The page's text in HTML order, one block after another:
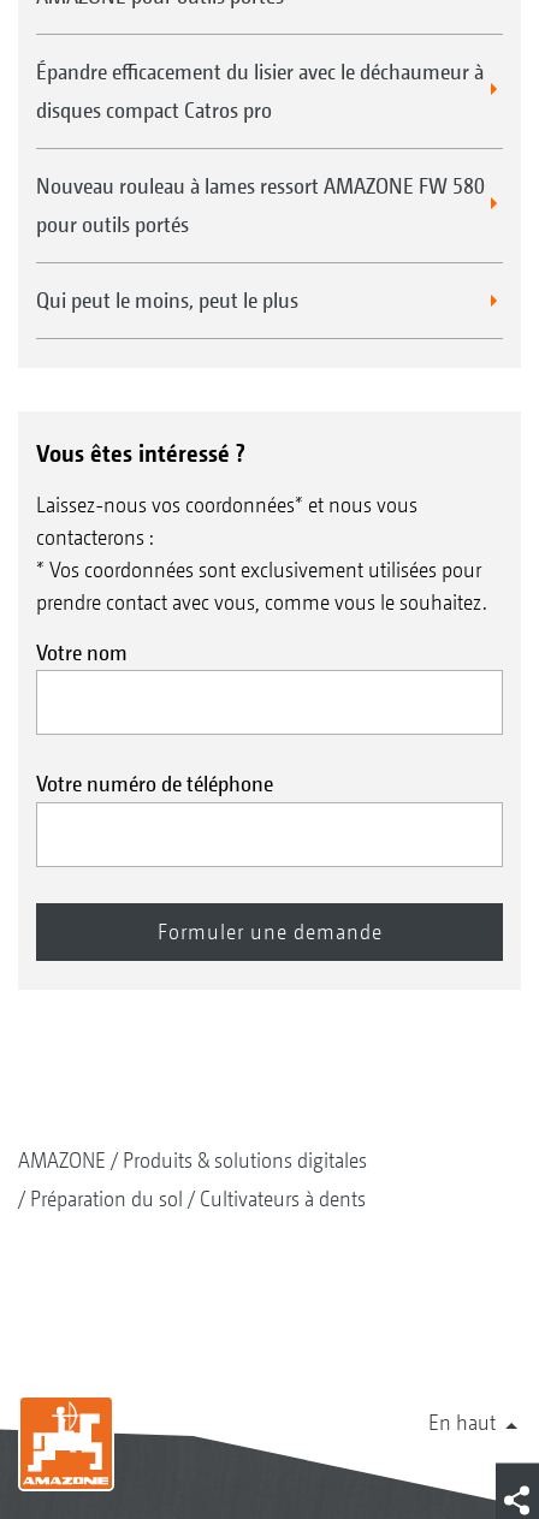
Épandre efficacement du lisier avec le déchaumeur à
disques compact Catros pro
Nouveau rouleau à lames ressort AMAZONE FW 580
pour outils portés
Qui peut le moins, peut le plus
Vous êtes intéressé ?
Laissez-nous vos coordonnées* et nous vous
contacterons :
* Vos coordonnées sont exclusivement utilisées pour
prendre contact avec vous, comme vous le souhaitez.
Votre nom
Votre numéro de téléphone
AMAZONE
Produits & solutions digitales
Préparation du sol
Cultivateurs à dents
En haut